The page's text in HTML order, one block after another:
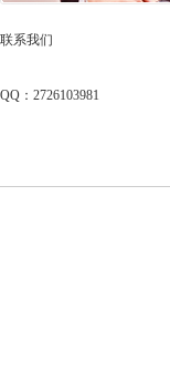
联系我们
QQ：2726103981